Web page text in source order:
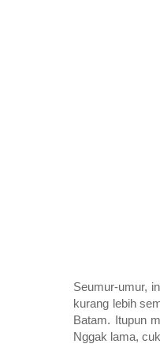
Seumur-umur,
kurang lebih
Batam. Itupun
Nggak lama,